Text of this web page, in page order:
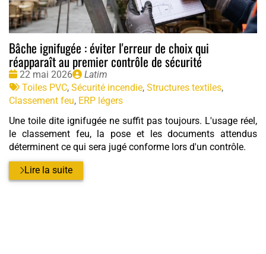
Bâche ignifugée : éviter l'erreur de choix qui
réapparaît au premier contrôle de sécurité
Date
:
22 mai 2026
Publié
par
Latim
Tags
:
Toiles PVC, Sécurité incendie, Structures textiles,
Classement feu, ERP légers
Une toile dite ignifugée ne suffit pas toujours. L'usage réel,
le classement feu, la pose et les documents attendus
déterminent ce qui sera jugé conforme lors d'un contrôle.
Lire la suite